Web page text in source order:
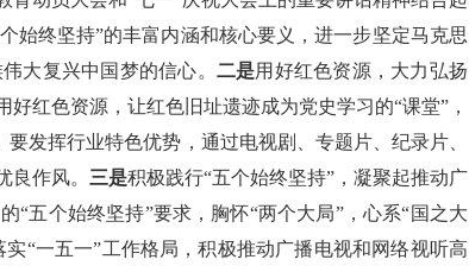
始终坚持”的丰富内涵和核心要义，进一步坚定马克思
大复兴中国梦的信心。 二是用好红色资源，大力弘扬
红色资源，让红色旧址遗迹成为党史学习的“课堂”，
发挥行业特色优势，通过电视剧、专题片、纪录片、
作风。 三是积极践行“五个始终坚持”，凝聚起推动广
五个始终坚持”要求，胸怀“两个大局”，心系“国之大
“一五一”工作格局，积极推动广播电视和网络视听高